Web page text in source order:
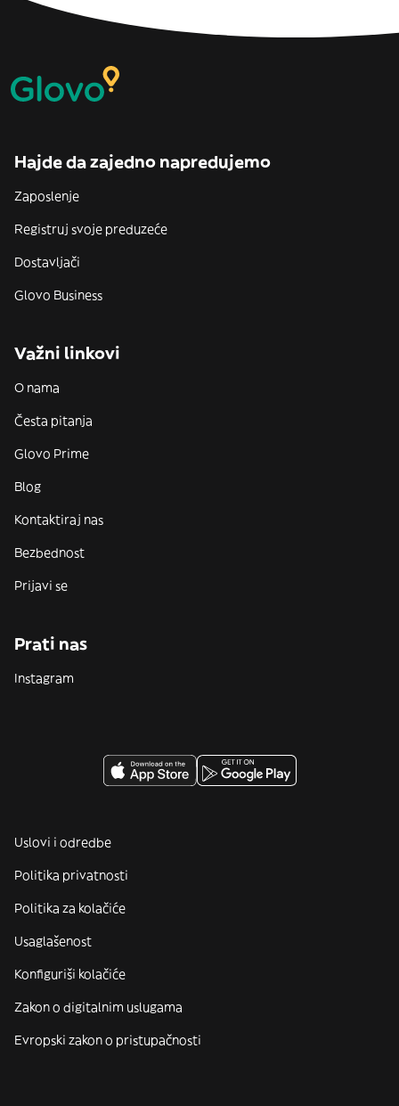
Hajde da zajedno napredujemo
Zaposlenje
Registruj svoje preduzeće
Dostavljači
Glovo Business
Važni linkovi
O nama
Česta pitanja
Glovo Prime
Blog
Kontaktiraj nas
Bezbednost
Prijavi se
Prati nas
Instagram
Uslovi i odredbe
Politika privatnosti
Politika za kolačiće
Usaglašenost
Konfiguriši kolačiće
Zakon o digitalnim uslugama
Evropski zakon o pristupačnosti